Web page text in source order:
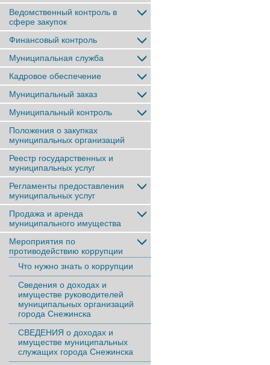
Ведомственный контроль в
сфере закупок
Финансовый контроль
Муниципальная служба
Кадровое обеспечение
Муниципальный заказ
Муниципальный контроль
Положения о закупках
муниципальных организаций
Реестр государственных и
муниципальных услуг
Регламенты предоставления
муниципальных услуг
Продажа и аренда
муниципального имущества
Мероприятия по
противодействию коррупции
Что нужно знать о коррупции
Сведения о доходах и
имуществе руководителей
муниципальных организаций
города Снежинска
СВЕДЕНИЯ о доходах и
имуществе муниципальных
служащих города Снежинска